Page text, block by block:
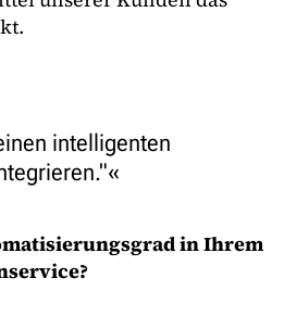
intelligenten
in Ihrem